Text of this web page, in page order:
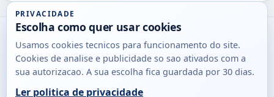
Utils
DB
Consultas
PRIVACIDADE
Escolha como quer usar cookies
Usamos cookies tecnicos para funcionamento do site.
Cookies de analise e publicidade so sao ativados com a
sua autorizacao. A sua escolha fica guardada por 30 dias.
Ler politica de privacidade